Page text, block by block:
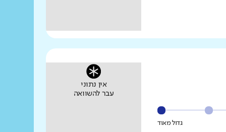
גדול מאוד
אין נתוני
עבר להשוואה